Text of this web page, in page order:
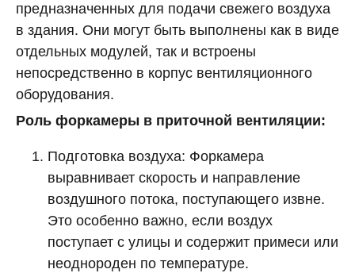
предназначенных для подачи свежего воздуха
в здания. Они могут быть выполнены как в виде
отдельных модулей, так и встроены
непосредственно в корпус вентиляционного
оборудования.
Роль форкамеры в приточной вентиляции:
Подготовка воздуха: Форкамера
выравнивает скорость и направление
воздушного потока, поступающего извне.
Это особенно важно, если воздух
поступает с улицы и содержит примеси или
неоднороден по температуре.